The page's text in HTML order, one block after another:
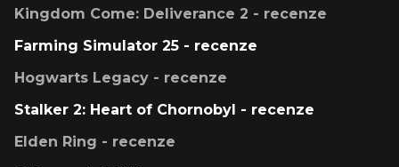
Kingdom Come: Deliverance 2 - recenze
Farming Simulator 25 - recenze
Hogwarts Legacy - recenze
Stalker 2: Heart of Chornobyl - recenze
Elden Ring - recenze